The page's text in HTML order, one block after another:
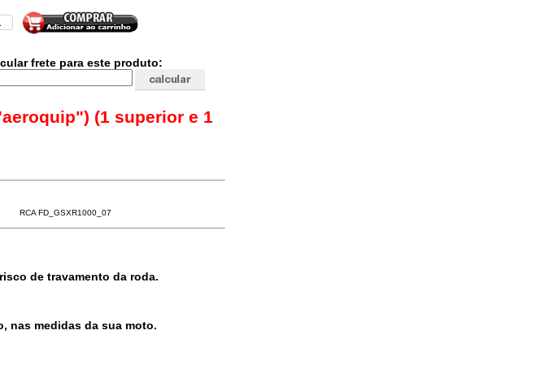
frete para este produto:
(1 superior e 1
RCA FD_GSXR1000_07
de travamento da roda.
nas medidas da sua moto.